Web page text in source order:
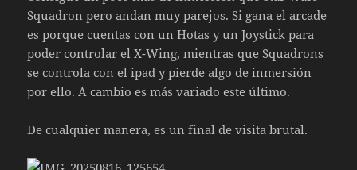
Squadron pero andan muy parejos. Si gana el arcade
es porque cuentas con un Hotas y un Joystick para
poder controlar el X-Wing, mientras que Squadrons
se controla con el ipad y pierde algo de inmersión
por ello. A cambio es más variado este último.
De cualquier manera, es un final de visita brutal.